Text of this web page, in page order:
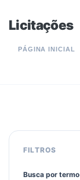
Licitações
PÁGINA INICIAL
FILTROS
Busca por termo